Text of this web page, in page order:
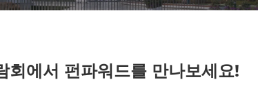
에서 펀파워드를 만나보세요!